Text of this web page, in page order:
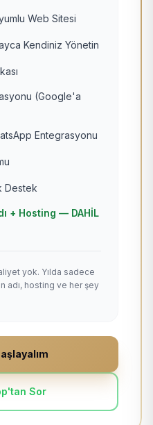
Web Sitesi
Kendiniz Yönetin
(Google'a
Entegrasyonu
Destek
+ Hosting — DAHİL
yok. Yılda sadece
adı, hosting ve her şey
Sor